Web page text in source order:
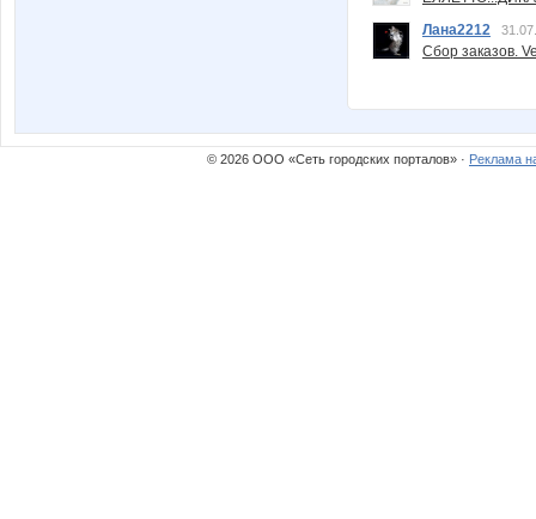
Лана2212
Сбор заказов.
© 2026 ООО «Сеть городских порталов» · Реклама